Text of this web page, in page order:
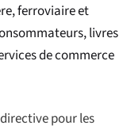
ferroviaire et
livres
de commerce
pour les